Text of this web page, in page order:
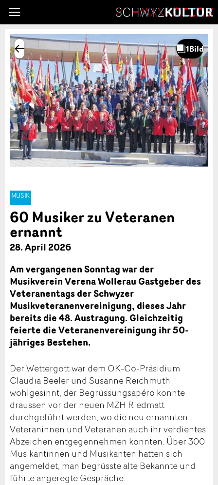
MUSIK
60 Musiker zu Veteranen
ernannt
28. April 2026
Am vergangenen Sonntag war der
Musikverein Verena Wollerau Gastgeber des
Veteranentags der Schwyzer
Musikveteranenvereinigung, dieses Jahr
bereits die 48. Austragung. Gleichzeitig
feierte die Veteranenvereinigung ihr 50-
jähriges Bestehen.
Der Wettergott war dem OK-Co-Präsidium
Claudia Beeler und Susanne Reichmuth
wohlgesinnt, der Begrüssungsapéro konnte
draussen vor der neuen MZH Riedmatt
durchgeführt werden, wo die neu ernannten
Veteraninnen und Veteranen auch ihr verdientes
Abzeichen entgegennehmen konnten. Über 300
Musikantinnen und Musikanten hatten sich
angemeldet, man begrüsste alte Bekannte und
führte angeregte Gespräche.